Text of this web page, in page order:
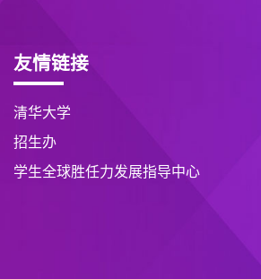
友情链接
清华大学
招生办
学生全球胜任力发展指导中心